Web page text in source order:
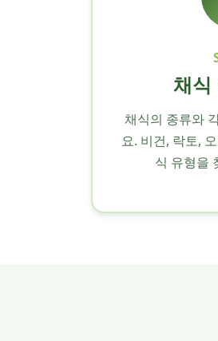
채식
채식의 종류와
요. 비건, 락토,
식 유형을